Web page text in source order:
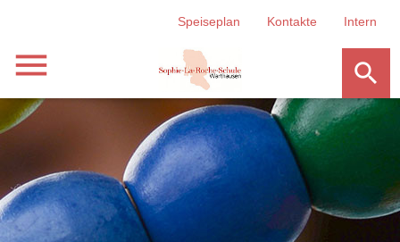
Speiseplan Kontakte Intern
search
menu